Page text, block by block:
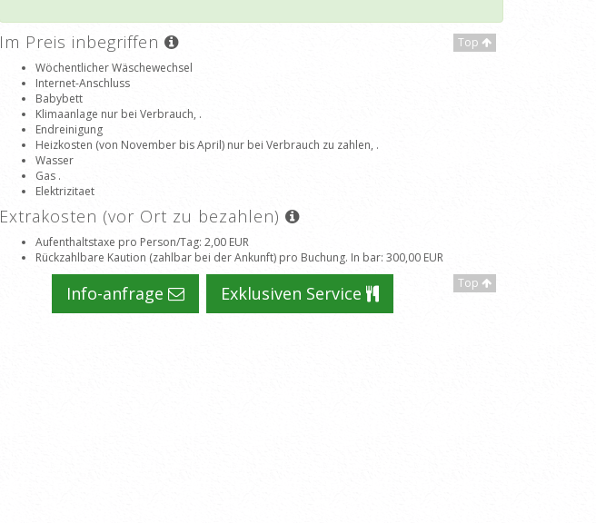
Top
Im Preis inbegriffen
Wöchentlicher Wäschewechsel
Internet-Anschluss
Babybett
Klimaanlage nur bei Verbrauch, .
Endreinigung
Heizkosten (von November bis April) nur bei Verbrauch zu zahlen, .
Wasser
Gas .
Elektrizitaet
Extrakosten (vor Ort zu bezahlen)
Aufenthaltstaxe pro Person/Tag: 2,00 EUR
Rückzahlbare Kaution (zahlbar bei der Ankunft) pro Buchung. In bar: 300,00 EUR
Top
Info-anfrage Exklusiven Service